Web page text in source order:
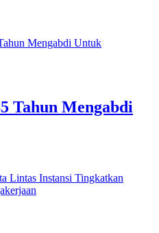
Tahun Mengabdi